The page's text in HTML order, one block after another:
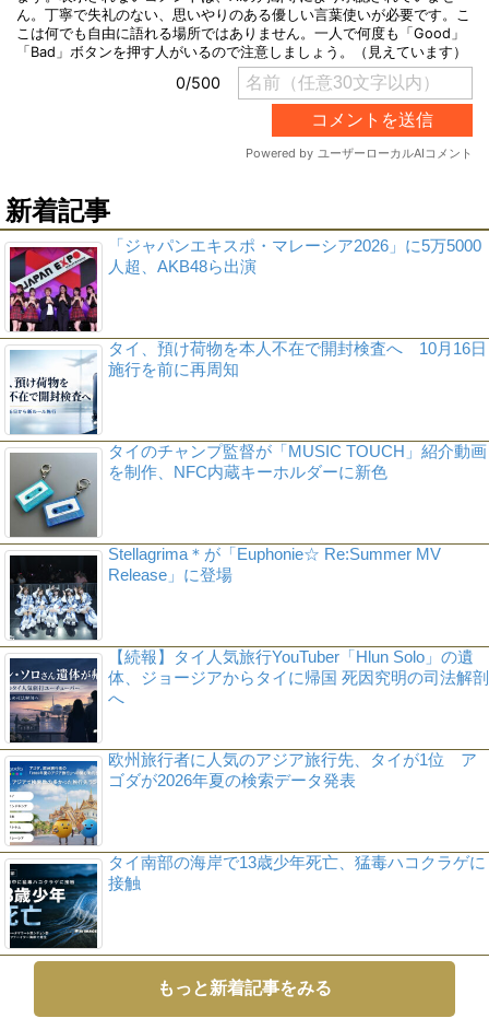
新着記事
「ジャパンエキスポ・マレーシア2026」に5万5000
人超、AKB48ら出演
タイ、預け荷物を本人不在で開封検査へ 10月16日
施行を前に再周知
タイのチャンプ監督が「MUSIC TOUCH」紹介動画
を制作、NFC内蔵キーホルダーに新色
Stellagrima＊が「Euphonie☆ Re:Summer MV
Release」に登場
【続報】タイ人気旅行YouTuber「Hlun Solo」の遺
体、ジョージアからタイに帰国 死因究明の司法解剖
へ
欧州旅行者に人気のアジア旅行先、タイが1位 ア
ゴダが2026年夏の検索データ発表
タイ南部の海岸で13歳少年死亡、猛毒ハコクラゲに
接触
もっと新着記事をみる